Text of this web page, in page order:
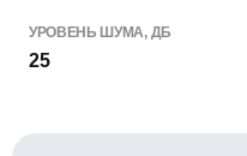
УРОВЕНЬ ШУМА, ДБ
25